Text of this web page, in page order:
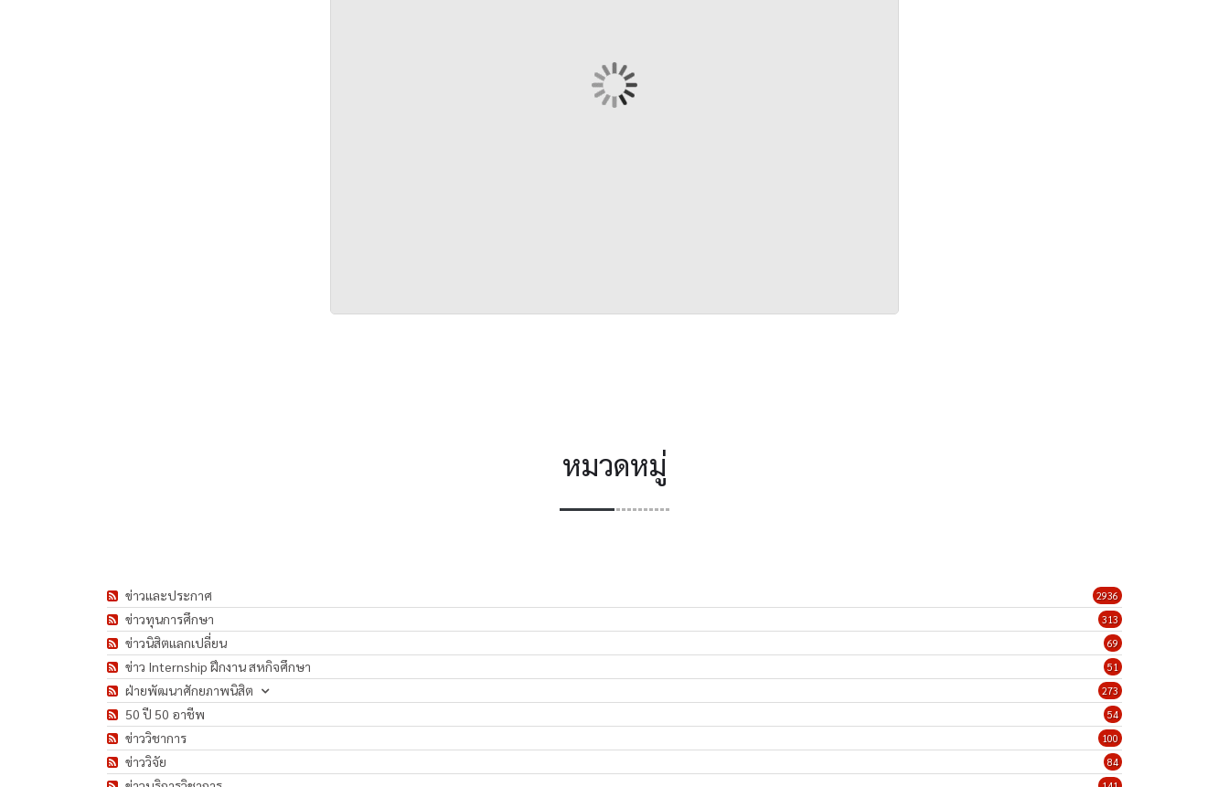
หมวดหมู่
2936
ข่าวและประกาศ
313
ข่าวทุนการศึกษา
69
ข่าวนิสิตแลกเปลี่ยน
51
ข่าว Internship ฝึกงาน สหกิจศึกษา
273
ฝ่ายพัฒนาศักยภาพนิสิต
54
50 ปี 50 อาชีพ
100
ข่าววิชาการ
84
ข่าววิจัย